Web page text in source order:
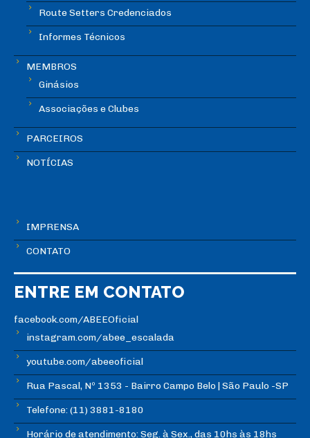
Route Setters Credenciados
Informes Técnicos
MEMBROS
Ginásios
Associações e Clubes
PARCEIROS
NOTÍCIAS
IMPRENSA
CONTATO
ENTRE EM CONTATO
facebook.com/ABEEOficial
instagram.com/abee_escalada
youtube.com/abeeoficial
Rua Pascal, Nº 1353 - Bairro Campo Belo | São Paulo -SP
Telefone: (11) 3881-8180
Horário de atendimento: Seg. à Sex., das 10hs às 18hs